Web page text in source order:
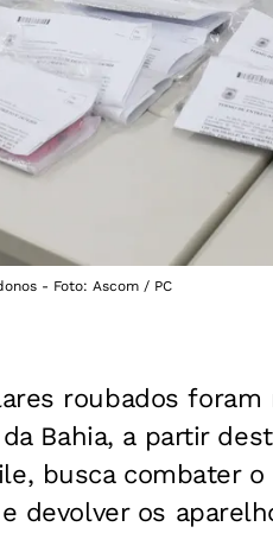
- Foto: Ascom / PC
roubados
Bahia, a partir
busca combater
devolver os